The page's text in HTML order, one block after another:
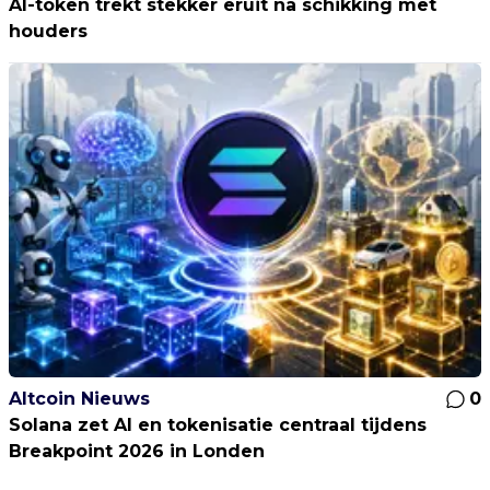
AI-token trekt stekker eruit na schikking met
houders
Altcoin Nieuws
0
Solana zet AI en tokenisatie centraal tijdens
Breakpoint 2026 in Londen